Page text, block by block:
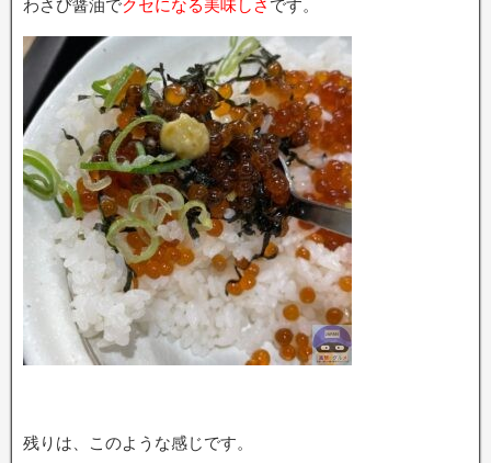
わさび醤油でクセになる美味しさ です。
残りは、このような感じです。